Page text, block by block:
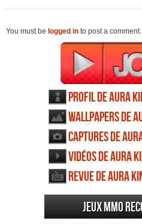
You must be logged in to post a comment.
Profil de Aura
Wallpapers de
Captures de
Vidéos de Aura
Revue de Aura
Jeux MMO